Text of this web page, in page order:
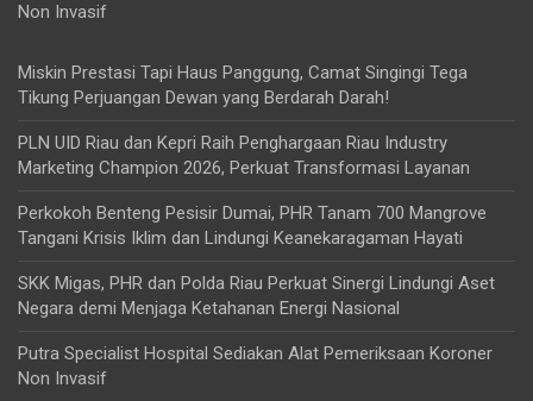
Non Invasif
Miskin Prestasi Tapi Haus Panggung, Camat Singingi Tega
Tikung Perjuangan Dewan yang Berdarah Darah!
PLN UID Riau dan Kepri Raih Penghargaan Riau Industry
Marketing Champion 2026, Perkuat Transformasi Layanan
Perkokoh Benteng Pesisir Dumai, PHR Tanam 700 Mangrove
Tangani Krisis Iklim dan Lindungi Keanekaragaman Hayati
SKK Migas, PHR dan Polda Riau Perkuat Sinergi Lindungi Aset
Negara demi Menjaga Ketahanan Energi Nasional
Putra Specialist Hospital Sediakan Alat Pemeriksaan Koroner
Non Invasif